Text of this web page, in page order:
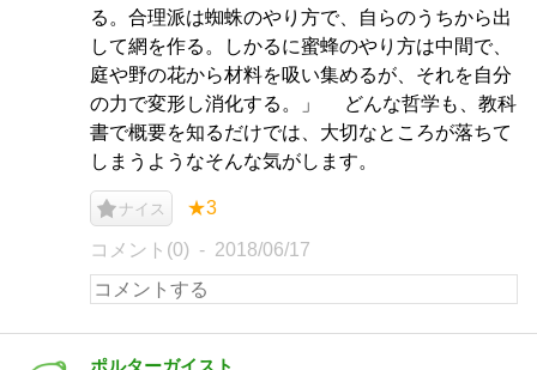
る。合理派は蜘蛛のやり方で、自らのうちから出
して網を作る。しかるに蜜蜂のやり方は中間で、
庭や野の花から材料を吸い集めるが、それを自分
の力で変形し消化する。」 どんな哲学も、教科
書で概要を知るだけでは、大切なところが落ちて
しまうようなそんな気がします。
ナイス ★3
コメント(0) 2018/06/17
ポルターガイスト